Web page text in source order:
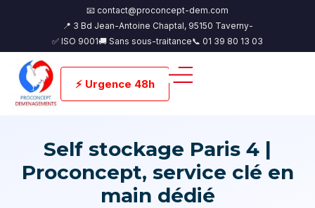
📧 contact@proconcept-dem.com
📍 3 Bd Jean-Antoine Chaptal, 95150 Taverny-
✅ ISO 9001🚚 Sans sous-traitance📞 01 39 80 13 03
⚡ Urgence 48h
Self stockage Paris 4 |
Proconcept, service clé en
main dédié